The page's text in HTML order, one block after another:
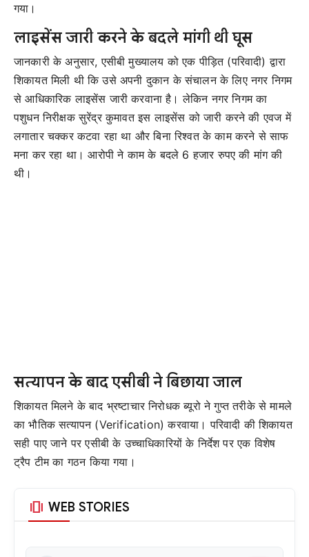
गया।
लाइसेंस जारी करने के बदले मांगी थी घूस
जानकारी के अनुसार, एसीबी मुख्यालय को एक पीड़ित (परिवादी) द्वारा
शिकायत मिली थी कि उसे अपनी दुकान के संचालन के लिए नगर निगम
से आधिकारिक लाइसेंस जारी करवाना है। लेकिन नगर निगम का
पशुधन निरीक्षक सुरेंद्र कुमावत इस लाइसेंस को जारी करने की एवज में
लगातार चक्कर कटवा रहा था और बिना रिश्वत के काम करने से साफ
मना कर रहा था। आरोपी ने काम के बदले 6 हजार रुपए की मांग की
थी।
सत्यापन के बाद एसीबी ने बिछाया जाल
शिकायत मिलने के बाद भ्रष्टाचार निरोधक ब्यूरो ने गुप्त तरीके से मामले
का भौतिक सत्यापन (Verification) करवाया। परिवादी की शिकायत
सही पाए जाने पर एसीबी के उच्चाधिकारियों के निर्देश पर एक विशेष
ट्रैप टीम का गठन किया गया।
amp_stories WEB STORIES